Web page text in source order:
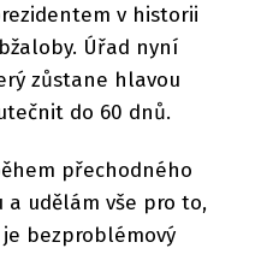
v historii
Úřad nyní
zůstane hlavou
do 60 dnů.
přechodného
udělám vše pro to,
bezproblémový